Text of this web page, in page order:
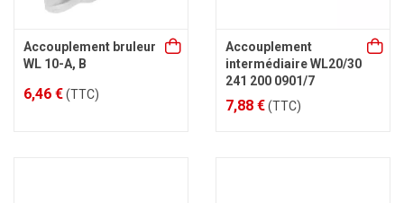
Accouplement bruleur
WL 10-A, B
6,46 €(TTC)
Accouplement
intermédiaire WL20/30
241 200 0901/7
7,88 €(TTC)